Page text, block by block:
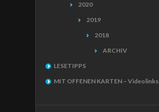
2020
2019
2018
ARCHIV
LESETIPPS
MIT OFFENEN KARTEN – Videolinks